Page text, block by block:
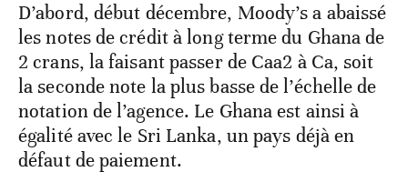
D’abord, début décembre, Moody’s a abaissé
les notes de crédit à long terme du Ghana de
2 crans, la faisant passer de Caa2 à Ca, soit
la seconde note la plus basse de l’échelle de
notation de l’agence. Le Ghana est ainsi à
égalité avec le Sri Lanka, un pays déjà en
défaut de paiement.